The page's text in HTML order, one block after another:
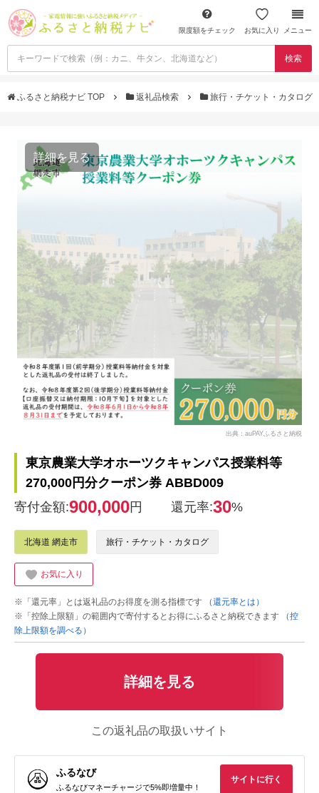
限度額をチェック お気に入り メニュー
検索
ふるさと納税ナビ TOP 返礼品検索 旅行・チケット・カタログ
詳細を見る
出典：auPAYふるさと納税
東京農業大学オホーツクキャンパス授業料等
270,000円分クーポン券 ABBD009
寄付金額:900,000円 還元率:30%
北海道 網走市 旅行・チケット・カタログ
お気に入り
※「還元率」とは返礼品のお得度を測る指標です
（還元率とは）
※「控除上限額」の範囲内で寄付するとお得にふるさと納税できます
（控
除上限額を調べる）
詳細を見る
この返礼品の取扱いサイト
ふるなび
ふるなびマネーチャージで5%即増量中！
サイトに行く